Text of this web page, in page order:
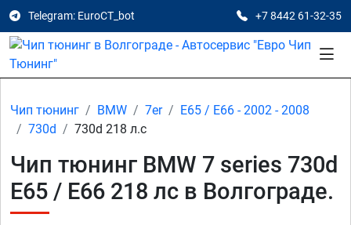
Telegram: EuroCT_bot +7 8442 61-32-35
Чип тюнинг BMW 7er
E65 / E66 - 2002 - 2008
730d
730d 218 л.с
Чип тюнинг BMW 7 series 730d
E65 / E66 218 лс в Волгограде.